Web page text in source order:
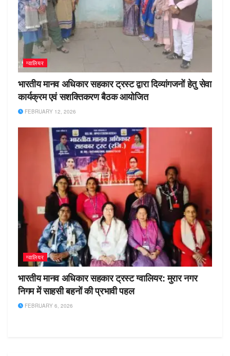
ग्वालियर
भारतीय मानव अधिकार सहकार ट्रस्ट द्वारा दिव्यांगजनों हेतु सेवा
कार्यक्रम एवं सशक्तिकरण बैठक आयोजित
FEBRUARY 12, 2026
ग्वालियर
भारतीय मानव अधिकार सहकार ट्रस्ट ग्वालियर: मुरार नगर
निगम में साहसी बहनों की प्रभावी पहल
FEBRUARY 6, 2026